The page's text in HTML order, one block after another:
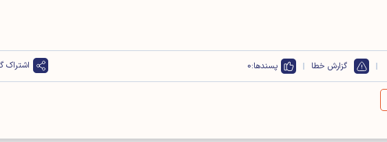
گزارش خطا پسندها:0 اشتراک